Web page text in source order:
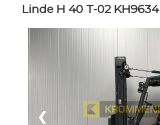
Linde H 40 T-02 KH9634
❮